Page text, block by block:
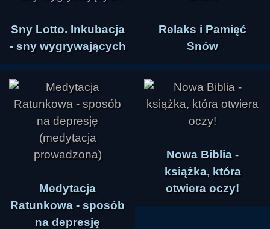
Sny Lotto. Inkubacja
- sny wygrywających
Relaks i Pamięć
Snów
Medytacja
Ratunkowa - sposób
na depresję
Nowa Biblia -
książka, która
otwiera oczy!